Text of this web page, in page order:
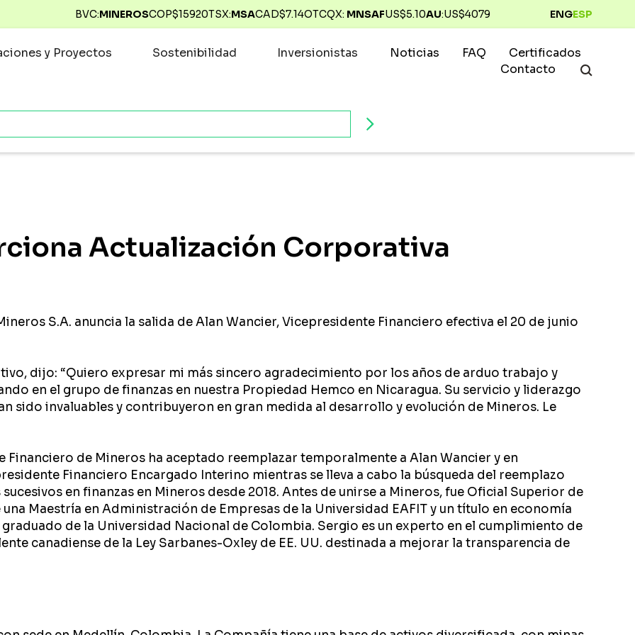
BVC:MINEROSCOP$15920TSX:MSACAD$7.14OTCQX: MNSAFUS$5.10AU:US$4079 ENGESP
y Proyectos Sostenibilidad Inversionistas Noticias FAQ
Certificados
Contacto
Actualización Corporativa
S.A. anuncia la salida de Alan Wancier, Vicepresidente Financiero efectiva el 20 de junio
dijo: “Quiero expresar mi más sincero agradecimiento por los años de arduo trabajo y
en el grupo de finanzas en nuestra Propiedad Hemco en Nicaragua. Su servicio y liderazgo
sido invaluables y contribuyeron en gran medida al desarrollo y evolución de Mineros. Le
de Mineros ha aceptado reemplazar temporalmente a Alan Wancier y en
Financiero Encargado Interino mientras se lleva a cabo la búsqueda del reemplazo
en finanzas en Mineros desde 2018. Antes de unirse a Mineros, fue Oficial Superior de
Maestría en Administración de Empresas de la Universidad EAFIT y un título en economía
de la Universidad Nacional de Colombia. Sergio es un experto en el cumplimiento de
canadiense de la Ley Sarbanes-Oxley de EE. UU. destinada a mejorar la transparencia de